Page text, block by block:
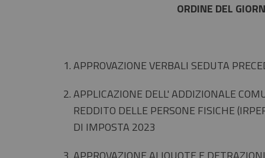
ORDINE DEL
APPROVAZIONE VERBALI SEDUTA
APPLICAZIONE DELL' ADDIZIONALE
REDDITO DELLE PERSONE FISICHE
DI IMPOSTA 2023